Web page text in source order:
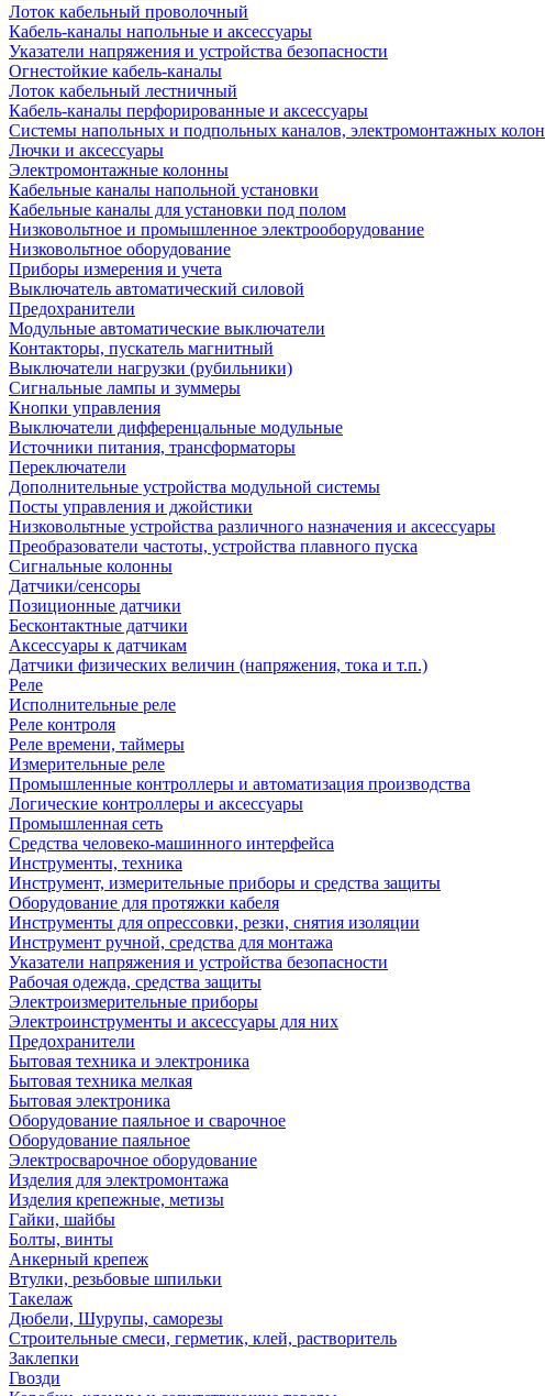
Лоток кабельный проволочный
Кабель-каналы напольные и аксессуары
Указатели напряжения и устройства безопасности
Огнестойкие кабель-каналы
Лоток кабельный лестничный
Кабель-каналы перфорированные и аксессуары
Системы напольных и подпольных каналов, электромонтажных колон
Лючки и аксессуары
Электромонтажные колонны
Кабельные каналы напольной установки
Кабельные каналы для установки под полом
Низковольтное и промышленное электрооборудование
Низковольтное оборудование
Приборы измерения и учета
Выключатель автоматический силовой
Предохранители
Модульные автоматические выключатели
Контакторы, пускатель магнитный
Выключатели нагрузки (рубильники)
Сигнальные лампы и зуммеры
Кнопки управления
Выключатели дифференцальные модульные
Источники питания, трансформаторы
Переключатели
Дополнительные устройства модульной системы
Посты управления и джойстики
Низковольтные устройства различного назначения и аксессуары
Преобразователи частоты, устройства плавного пуска
Сигнальные колонны
Датчики/сенсоры
Позиционные датчики
Бесконтактные датчики
Аксессуары к датчикам
Датчики физических величин (напряжения, тока и т.п.)
Реле
Исполнительные реле
Реле контроля
Реле времени, таймеры
Измерительные реле
Промышленные контроллеры и автоматизация производства
Логические контроллеры и аксессуары
Промышленная сеть
Средства человеко-машинного интерфейса
Инструменты, техника
Инструмент, измерительные приборы и средства защиты
Оборудование для протяжки кабеля
Инструменты для опрессовки, резки, снятия изоляции
Инструмент ручной, средства для монтажа
Указатели напряжения и устройства безопасности
Рабочая одежда, средства защиты
Электроизмерительные приборы
Электроинструменты и аксессуары для них
Предохранители
Бытовая техника и электроника
Бытовая техника мелкая
Бытовая электроника
Оборудование паяльное и сварочное
Оборудование паяльное
Электросварочное оборудование
Изделия для электромонтажа
Изделия крепежные, метизы
Гайки, шайбы
Болты, винты
Анкерный крепеж
Втулки, резьбовые шпильки
Такелаж
Дюбели, Шурупы, саморезы
Строительные смеси, герметик, клей, растворитель
Заклепки
Гвозди